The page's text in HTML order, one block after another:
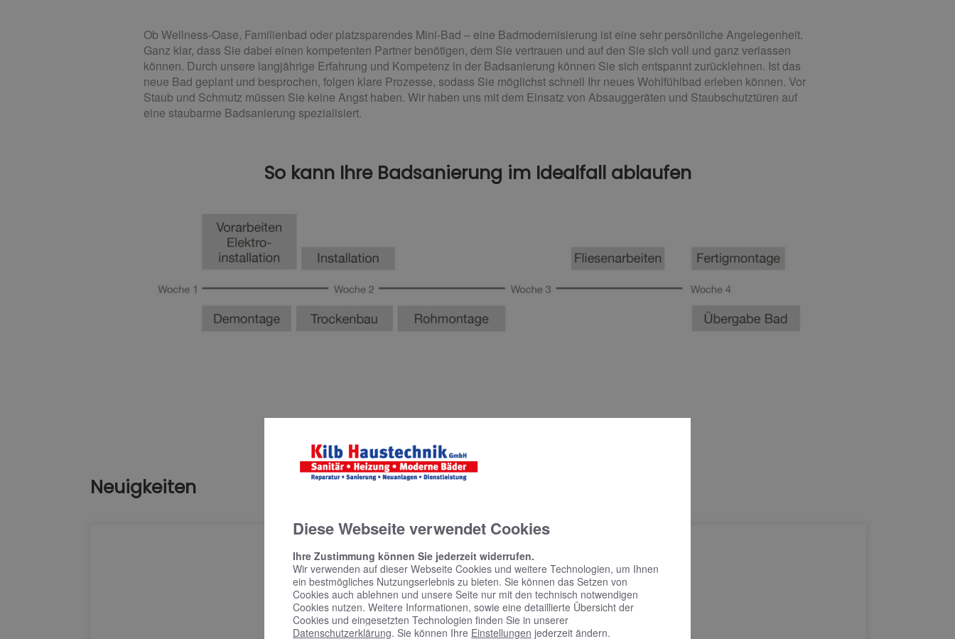
Ob Wellness-Oase, Familienbad oder platzsparendes Mini-Bad – eine Badmodernisierung ist eine sehr persönliche Angelegenheit.
Ganz klar, dass Sie dabei einen kompetenten Partner benötigen, dem Sie vertrauen und auf den Sie sich voll und ganz verlassen
können. Durch unsere langjährige Erfahrung und Kompetenz in der Badsanierung können Sie sich entspannt zurücklehnen. Ist das
neue Bad geplant und besprochen, folgen klare Prozesse, sodass Sie möglichst schnell Ihr neues Wohlfühlbad erleben können. Vor
Staub und Schmutz müssen Sie keine Angst haben. Wir haben uns mit dem Einsatz von Absauggeräten und Staubschutztüren auf
eine staubarme Badsanierung spezialisiert.
So kann Ihre Badsanierung im Idealfall ablaufen
Neuigkeiten
Diese Webseite verwendet Cookies
Ihre Zustimmung können Sie jederzeit widerrufen.
Wir verwenden auf dieser Webseite Cookies und weitere Technologien, um Ihnen
ein bestmögliches Nutzungserlebnis zu bieten. Sie können das Setzen von
Cookies auch ablehnen und unsere Seite nur mit den technisch notwendigen
Cookies nutzen. Weitere Informationen, sowie eine detaillierte Übersicht der
Cookies und eingesetzten Technologien finden Sie in unserer
Datenschutzerklärung. Sie können Ihre Einstellungen jederzeit ändern.